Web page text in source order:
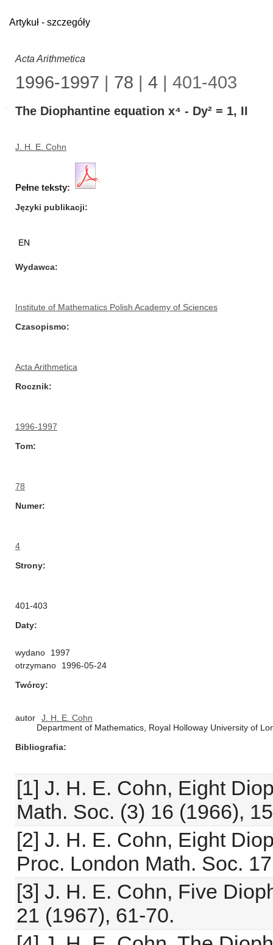
Artykuł - szczegóły
Acta Arithmetica
1996-1997 | 78 | 4 | 401-403
The Diophantine equation x⁴ - Dy² = 1, II
J. H. E. Cohn
Pełne teksty:
Języki publikacji
EN
Wydawca
Institute of Mathematics Polish Academy of Sciences
Czasopismo
Acta Arithmetica
Rocznik
1996-1997
Tom
78
Numer
4
Strony
401-403
Daty
wydano
1997
otrzymano
1996-05-24
Twórcy
autor
J. H. E. Cohn
Department of Mathematics, Royal Holloway University of
Bibliografia
[1] J. H. E. Cohn, Eight
Math. Soc. (3) 16 (1966),
[2] J. H. E. Cohn, Eight
Proc. London Math. Soc.
[3] J. H. E. Cohn, Five
21 (1967), 61-70.